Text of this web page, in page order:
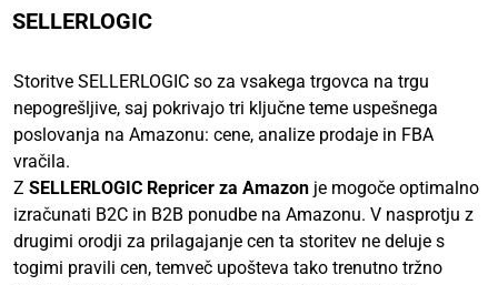
SELLERLOGIC
Storitve SELLERLOGIC so za vsakega trgovca na trgu
nepogrešljive, saj pokrivajo tri ključne teme uspešnega
poslovanja na Amazonu: cene, analize prodaje in FBA
vračila.
Z SELLERLOGIC Repricer za Amazon je mogoče optimalno
izračunati B2C in B2B ponudbe na Amazonu. V nasprotju z
drugimi orodji za prilagajanje cen ta storitev ne deluje s
togimi pravili cen, temveč upošteva tako trenutno tržno